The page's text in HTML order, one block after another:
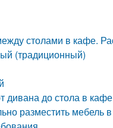
столами в кафе.
(традиционный)
дивана до стола в
разместить мебель